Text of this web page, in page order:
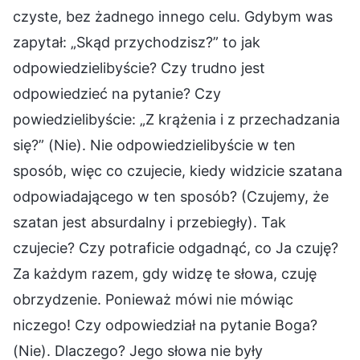
czyste, bez żadnego innego celu. Gdybym was
zapytał: „Skąd przychodzisz?” to jak
odpowiedzielibyście? Czy trudno jest
odpowiedzieć na pytanie? Czy
powiedzielibyście: „Z krążenia i z przechadzania
się?” (Nie). Nie odpowiedzielibyście w ten
sposób, więc co czujecie, kiedy widzicie szatana
odpowiadającego w ten sposób? (Czujemy, że
szatan jest absurdalny i przebiegły). Tak
czujecie? Czy potraficie odgadnąć, co Ja czuję?
Za każdym razem, gdy widzę te słowa, czuję
obrzydzenie. Ponieważ mówi nie mówiąc
niczego! Czy odpowiedział na pytanie Boga?
(Nie). Dlaczego? Jego słowa nie były